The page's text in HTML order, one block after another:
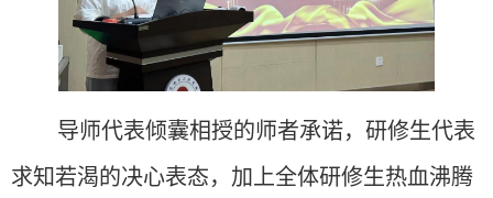
导师代表倾囊相授的师者承诺，研修生代表
求知若渴的决心表态，加上全体研修生热血沸腾